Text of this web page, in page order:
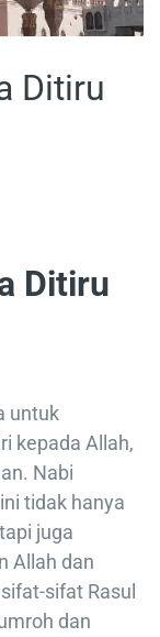
Ditiru
Ditiru
untuk
kepada Allah,
Nabi
tidak hanya
juga
Allah dan
sifat Rasul
dan